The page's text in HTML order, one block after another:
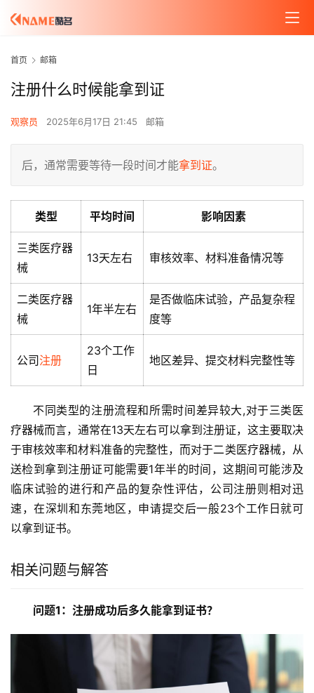
首页 邮箱
注册什么时候能拿到证
观察员 2025年6月17日 21:45 邮箱
后，通常需要等待一段时间才能拿到证。
类型 平均时间 影响因素
三类医疗器
械
13天左右 审核效率、材料准备情况等
二类医疗器
械
1年半左右
是否做临床试验，产品复杂程
度等
公司注册
23个工作
日
地区差异、提交材料完整性等
不同类型的注册流程和所需时间差异较大,对于三类医
疗器械而言，通常在13天左右可以拿到注册证，这主要取决
于审核效率和材料准备的完整性，而对于二类医疗器械，从
送检到拿到注册证可能需要1年半的时间，这期间可能涉及
临床试验的进行和产品的复杂性评估，公司注册则相对迅
速，在深圳和东莞地区，申请提交后一般23个工作日就可
以拿到证书。
相关问题与解答
问题1：注册成功后多久能拿到证书？